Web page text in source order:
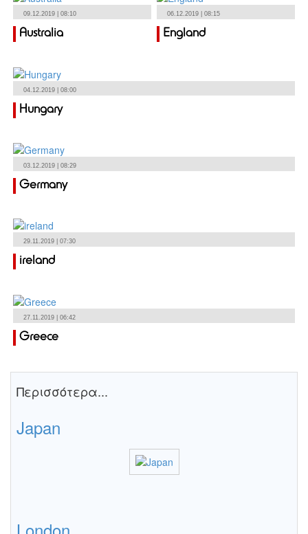
09.12.2019 | 08:10
Australia
06.12.2019 | 08:15
England
04.12.2019 | 08:00
Hungary
03.12.2019 | 08:29
Germany
29.11.2019 | 07:30
ireland
27.11.2019 | 06:42
Greece
Περισσότερα...
Japan